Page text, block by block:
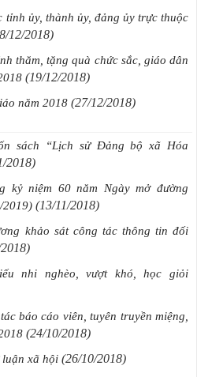
ủy, thành ủy, đảng ủy trực thuộc
12/2018)
thăm, tặng quà chức sắc, giáo dân
(19/12/2018)
năm 2018 (27/12/2018)
sách “Lịch sử Đảng bộ xã Hóa
2018)
kỷ niệm 60 năm Ngày mở đường
2019) (13/11/2018)
khảo sát công tác thông tin đối
nhi nghèo, vượt khó, học giỏi
báo cáo viên, tuyên truyền miệng,
(24/10/2018)
luận xã hội (26/10/2018)